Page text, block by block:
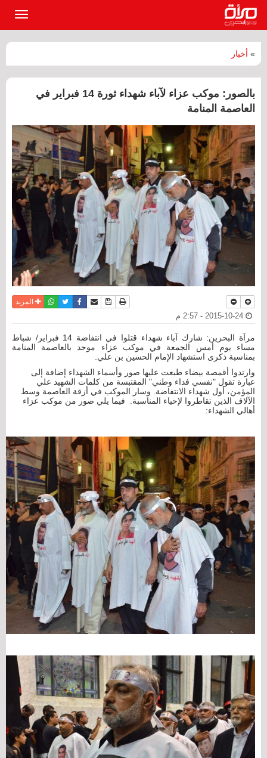
» أخبار
بالصور: موكب عزاء لآباء شهداء ثورة 14 فبراير في
العاصمة المنامة
نسخة للطباعة
حفظ الموضوع
أرسل الى صديق
فيسبوكتويترواتسابالمزيد
مرآة البحرين: شارك آباء شهداء قتلوا في انتفاضة 14 فبراير/ شباط
مساء يوم أمس الجمعة في موكب عزاء موحد بالعاصمة المنامة
بمناسبة ذكرى استشهاد الإمام الحسين بن علي.
وارتدوا أقمصة بيضاء طبعت عليها صور وأسماء الشهداء إضافة إلى
عبارة تقول "نفسي فداء وطني" المقتبسة من كلمات الشهيد علي
المؤمن، أول شهداء الانتفاضة. وسار الموكب في أزقة العاصمة وسط
الآلاف الذين تقاطروا لإحياء المناسبة. فيما يلي صور من موكب عزاء
أهالي الشهداء: